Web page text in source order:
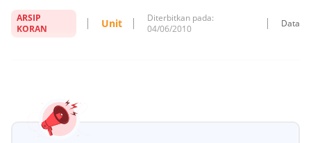
ARSIP
KORAN
Unit
Diterbitkan pada:
04/06/2010
Data